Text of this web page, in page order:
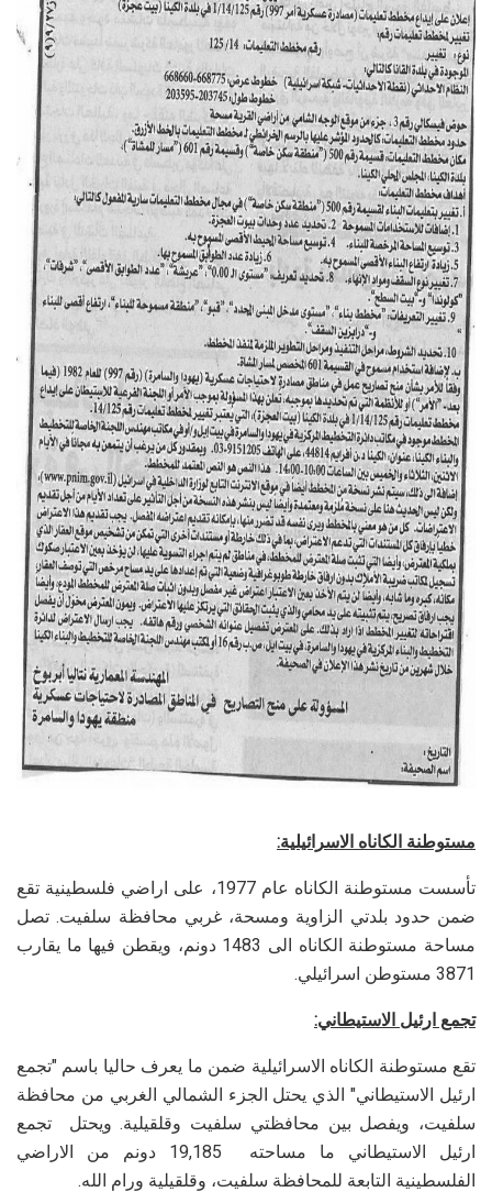
مستوطنة الكاناه الاسرائيلية:
تأسست مستوطنة الكاناه عام 1977، على اراضي فلسطينية تقع
ضمن حدود بلدتي الزاوية ومسحة، غربي محافظة سلفيت. تصل
مساحة مستوطنة الكاناه الى 1483 دونم، ويقطن فيها ما يقارب
3871 مستوطن اسرائيلي.
تجمع ارئيل الاستيطاني:
تقع مستوطنة الكاناه الاسرائيلية ضمن ما يعرف حاليا باسم "تجمع
ارئيل الاستيطاني" الذي يحتل الجزء الشمالي الغربي من محافظة
سلفيت، ويفصل بين محافظتي سلفيت وقلقيلية. ويحتل تجمع
ارئيل الاستيطاني ما مساحته 19,185 دونم من الاراضي
الفلسطينية التابعة للمحافظة سلفيت، وقلقيلية ورام الله.